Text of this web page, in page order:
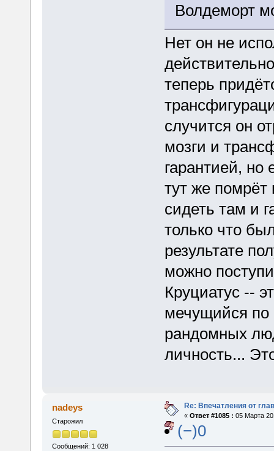
Волдеморт
Нет он не
теперь
случится он
мозги и
гарантией, но
тут же помрёт
сидеть там и
только что
результате
можно
Круциатус --
мечущийся по
рандомных
личность...
nadeys
Старожил
Сообщений: 1 028
Re: Впечатления от
« Ответ #1085 : 05 Марта
(−)0